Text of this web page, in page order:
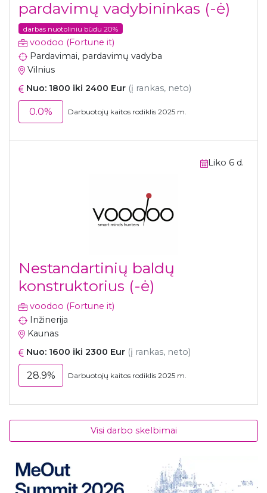
pardavimų vadybininkas (-ė)
darbas nuotoliniu būdu 20%
voodoo (Fortune it)
Pardavimai, pardavimų vadyba
Vilnius
Nuo: 1800 iki 2400 Eur (į rankas, neto)
0.0% Darbuotojų kaitos rodiklis 2025 m.
Liko 6 d.
Nestandartinių baldų
konstruktorius (-ė)
voodoo (Fortune it)
Inžinerija
Kaunas
Nuo: 1600 iki 2300 Eur (į rankas, neto)
28.9% Darbuotojų kaitos rodiklis 2025 m.
Visi darbo skelbimai